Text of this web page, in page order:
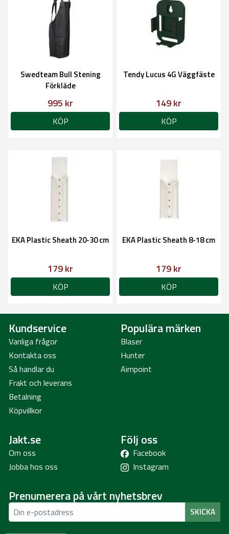
Swedteam Bull Stening
Förkläde
995 kr
KÖP
Tendy Lucus 4G Väggfäste
149 kr
KÖP
EKA Plastic Sheath 20-30 cm
179 kr
KÖP
EKA Plastic Sheath 8-18 cm
179 kr
KÖP
Kundservice
Vanliga frågor
Kontakta oss
Så handlar du
Frakt och leverans
Betalning
Köpvillkor
Populära märken
Blaser
Hunter
Aimpoint
Jakt.se
Om oss
Jobba hos oss
Följ oss
Facebook
Instagram
Prenumerera på vårt nyhetsbrev
SKICKA